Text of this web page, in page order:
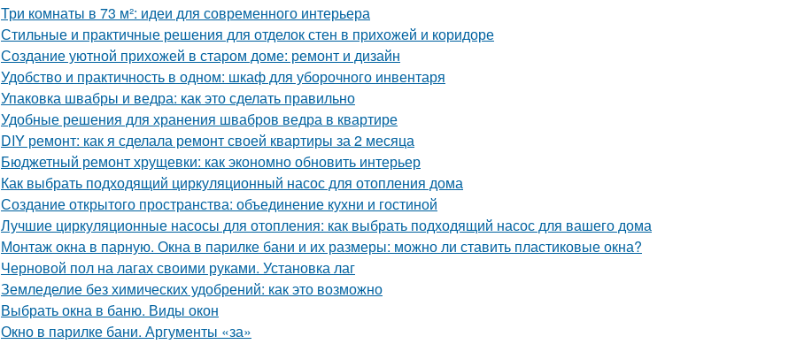
Три комнаты в 73 м²: идеи для современного интерьера
Стильные и практичные решения для отделок стен в прихожей и коридоре
Создание уютной прихожей в старом доме: ремонт и дизайн
Удобство и практичность в одном: шкаф для уборочного инвентаря
Упаковка швабры и ведра: как это сделать правильно
Удобные решения для хранения швабров ведра в квартире
DIY ремонт: как я сделала ремонт своей квартиры за 2 месяца
Бюджетный ремонт хрущевки: как экономно обновить интерьер
Как выбрать подходящий циркуляционный насос для отопления дома
Создание открытого пространства: объединение кухни и гостиной
Лучшие циркуляционные насосы для отопления: как выбрать подходящий насос для вашего дома
Монтаж окна в парную. Окна в парилке бани и их размеры: можно ли ставить пластиковые окна?
Черновой пол на лагах своими руками. Установка лаг
Земледелие без химических удобрений: как это возможно
Выбрать окна в баню. Виды окон
Окно в парилке бани. Аргументы «за»